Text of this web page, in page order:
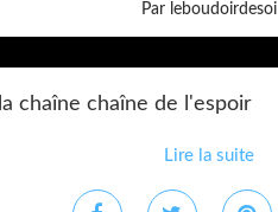
Par leboudoirdesoi
chaîne chaîne de l'espoir
Lire la suite